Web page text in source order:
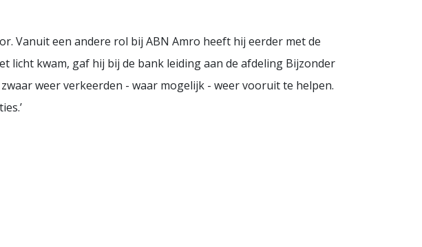
Vanuit een andere rol bij ABN Amro heeft hij eerder met de
licht kwam, gaf hij bij de bank leiding aan de afdeling Bijzonder
weer verkeerden - waar mogelijk - weer vooruit te helpen.